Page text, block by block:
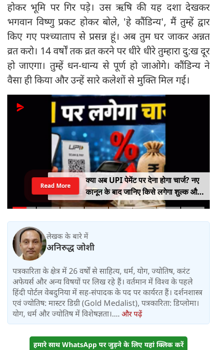
होकर भूमि पर गिर पड़े। उस ऋषि की यह दशा देखकर
भगवान विष्णु प्रकट होकर बोले, 'हे कौंडिन्य', मैं तुम्हें द्वार
किए गए पश्च्याताप से प्रसन्न हूं। अब तुम घर जाकर अन्नत
व्रत करो। 14 वर्षों तक व्रत करने पर धीरे धीरे तुम्हारा दु:ख दूर
हो जाएगा। तुम्हें धन-धान्य से पूर्ण हो जाओगे। कौंडिन्य ने
वैसा ही किया और उन्हें सारे कलेशों से मुक्ति मिल गई।
क्या अब UPI पेमेंट पर देना होगा चार्ज? नए
कानून के बाद जानिए किसे लगेगा शुल्क और
किसे नहीं
Read More
लेखक के बारे में
अनिरुद्ध जोशी
पत्रकारिता के क्षेत्र में 26 वर्षों से साहित्य, धर्म, योग, ज्योतिष, करंट
अफेयर्स और अन्य विषयों पर लिख रहे हैं। वर्तमान में विश्‍व के पहले
हिंदी पोर्टल वेबदुनिया में सह-संपादक के पद पर कार्यरत हैं। दर्शनशास्त्र
एवं ज्योतिष: मास्टर डिग्री (Gold Medalist), पत्रकारिता: डिप्लोमा।
योग, धर्म और ज्योतिष में विशेषज्ञता।.... और पढ़ें
हमारे साथ WhatsApp पर जुड़ने के लिए यहां क्लिक करें